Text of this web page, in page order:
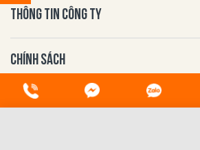
THÔNG TIN CÔNG TY
CHÍNH SÁCH
HỖ TRỢ